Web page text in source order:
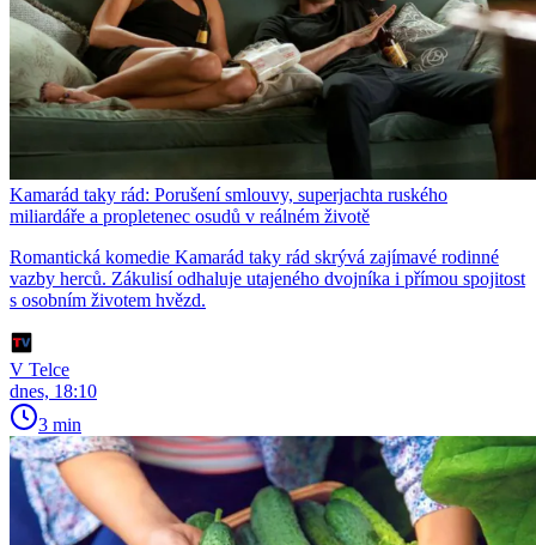
Kamarád taky rád: Porušení smlouvy, superjachta ruského
miliardáře a propletenec osudů v reálném životě
Romantická komedie Kamarád taky rád skrývá zajímavé rodinné
vazby herců. Zákulisí odhaluje utajeného dvojníka i přímou spojitost
s osobním životem hvězd.
V Telce
dnes, 18:10
3 min